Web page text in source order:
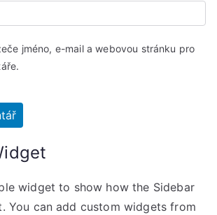
jméno, e-mail a webovou stránku pro
widget to show how the Sidebar
You can add custom widgets from